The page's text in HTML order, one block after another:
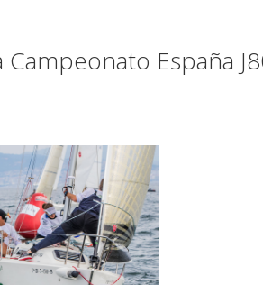
Campeonato España